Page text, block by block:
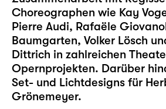
Choreographen wie Kay
Pierre Audi, Rafaële
Baumgarten, Volker Lösch
Dittrich in zahlreichen
Opernprojekten. Darüber
Set- und Lichtdesigns für
Grönemeyer.